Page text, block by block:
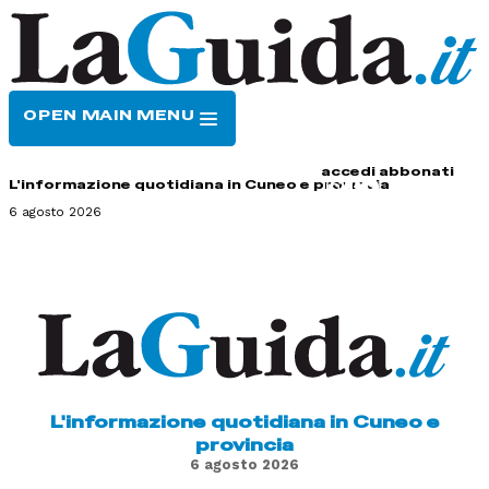
OPEN MAIN MENU
accedi abbonati
L'informazione quotidiana in Cuneo e provincia
6 agosto 2026
L'informazione quotidiana in Cuneo e
provincia
6 agosto 2026